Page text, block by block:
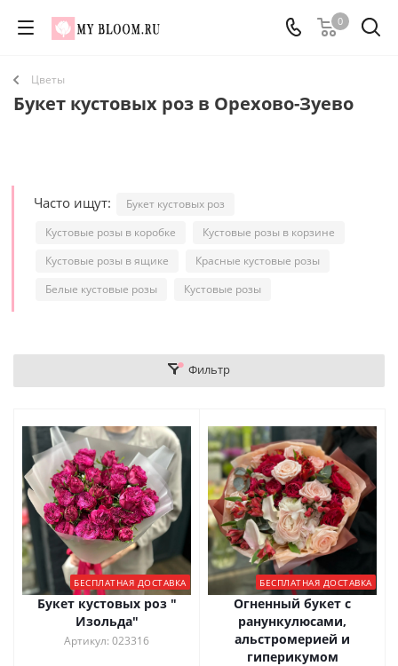
0
Цветы
Букет кустовых роз в Орехово-Зуево
Часто ищут:
Букет кустовых роз
Кустовые розы в коробке
Кустовые розы в корзине
Кустовые розы в ящике
Красные кустовые розы
Белые кустовые розы
Кустовые розы
Фильтр
БЕСПЛАТНАЯ ДОСТАВКА
Букет кустовых роз "
Изольда"
Артикул: 023316
БЕСПЛАТНАЯ ДОСТАВКА
Огненный букет с
ранункулюсами,
альстромерией и
гиперикумом